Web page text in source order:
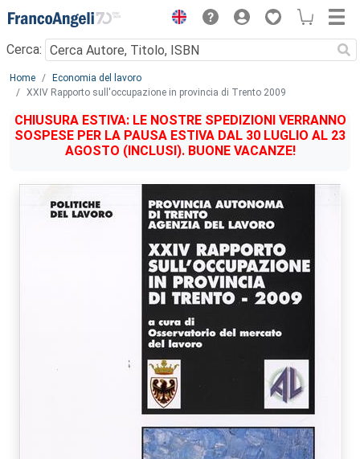
Menu
Cerca:
Main content
Home
Economia del lavoro
XXIV Rapporto sull'occupazione in provincia di Trento 2009
CHIUSURA ESTIVA: LE NOSTRE SPEDIZIONI VERRANNO
SOSPESE PER LA PAUSA ESTIVA DAL 30 LUGLIO AL 23
AGOSTO (INCLUSI). BUONE VACANZE!